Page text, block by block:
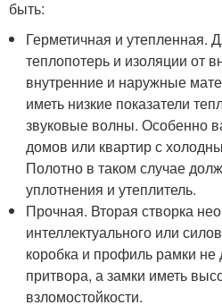
быть:
Герметичная и утепленная.
теплопотерь и изоляции от
внутренние и наружные
иметь низкие показатели
звуковые волны. Особенно
домов или квартир с
Полотно в таком случае
уплотнения и утеплитель.
Прочная. Вторая створка
интеллектуального или
коробка и профиль рамки не
притвора, а замки иметь
взломостойкости.